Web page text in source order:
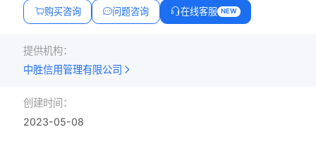
购买咨询 问题咨询 在线客服 NEW
提供机构：
中胜信用管理有限公司
创建时间：
2023-05-08